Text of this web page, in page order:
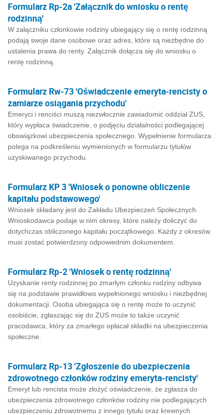
Formularz Rp-2a 'Załącznik do wniosku o rentę
rodzinną'
W załączniku członkowie rodziny ubiegający się o rentę rodzinną
podają swoje dane osobowe oraz adres, które są niezbędne do
ustalenia prawa do renty. Załącznik dołącza się do wniosku o
rentę rodzinną.
Formularz Rw-73 'Oświadczenie emeryta-rencisty o
zamiarze osiągania przychodu'
Emeryci i renciści muszą niezwłocznie zawiadomić oddział ZUS,
który wypłaca świadczenie, o podjęciu działalności podlegającej
obowiązkowi ubezpieczenia społecznego. Wypełnienie formularza
polega na podkreśleniu wymienionych w formularzu tytułów
uzyskiwanego przychodu.
Formularz KP 3 'Wniosek o ponowne obliczenie
kapitału podstawowego'
Wniosek składany jest do Zakładu Ubezpieczeń Społecznych.
Wnioskodawca podaje w nim okresy, które należy doliczyć do
dotychczas obliczonego kapitału początkowego. Każdy z okresów
musi zostać potwierdzony odpowiednim dokumentem.
Formularz Rp-2 'Wniosek o rentę rodzinną'
Uzyskanie renty rodzinnej po zmarłym członku rodziny odbywa
się na podstawie prawidłowo wypełnionego wniosku i niezbędnej
dokumentacji. Osoba ubiegająca się o rentę może to uczynić
osobiście, zgłaszając się do ZUS może to także uczynić
pracodawca, który za zmarłego opłacał składki na ubezpieczenia
społeczne.
Formularz Rp-13 'Zgłoszenie do ubezpieczenia
zdrowotnego członków rodziny emeryta-rencisty'
Emeryt lub rencista może złożyć oświadczenie, że zgłasza do
ubezpieczenia zdrowotnego członków rodziny nie podlegających
ubezpieczeniu zdrowotnemu z innego tytułu oraz krewnych